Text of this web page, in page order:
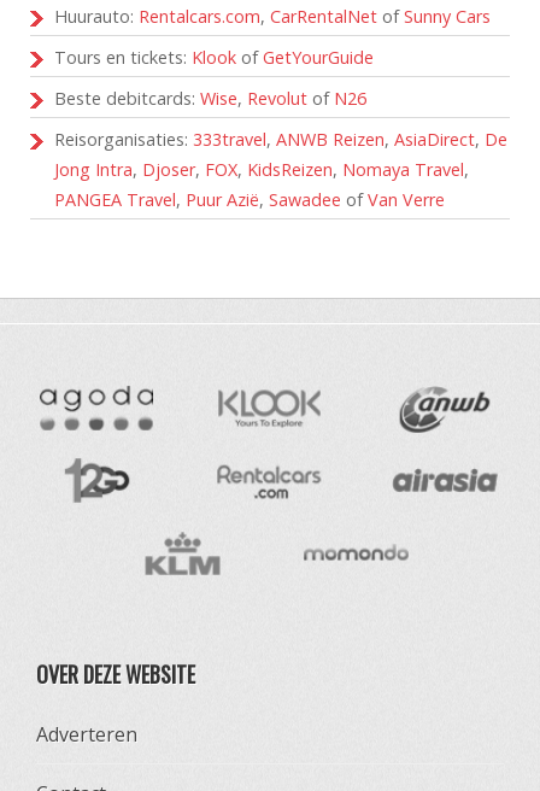
Huurauto: Rentalcars.com, CarRentalNet ofSunny Cars
Tours en tickets: Klook ofGetYourGuide
Beste debitcards: Wise, Revolut of N26
Reisorganisaties: 333travel, ANWB Reizen, AsiaDirect, De
Jong Intra, Djoser, FOX, KidsReizen, Nomaya Travel,
PANGEA Travel, Puur Azië, Sawadee ofVan Verre
OVER DEZE WEBSITE
Adverteren